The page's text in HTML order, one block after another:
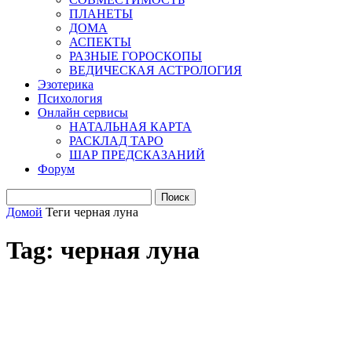
ПЛАНЕТЫ
ДОМА
АСПЕКТЫ
РАЗНЫЕ ГОРОСКОПЫ
ВЕДИЧЕСКАЯ АСТРОЛОГИЯ
Эзотерика
Психология
Онлайн сервисы
НАТАЛЬНАЯ КАРТА
РАСКЛАД ТАРО
ШАР ПРЕДСКАЗАНИЙ
Форум
Домой Теги черная луна
Tag: черная луна